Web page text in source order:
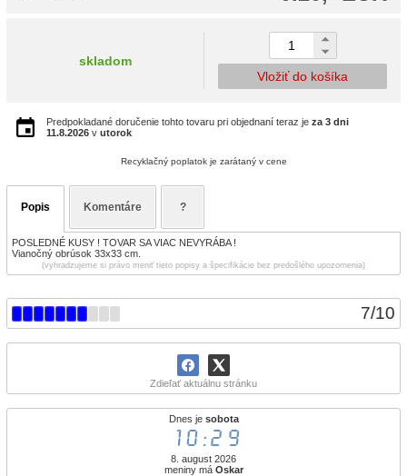
7/10
Zdieľať aktuálnu stránku
Dnes je sobota
10:29
8. august 2026
meniny má Oskar
skladom
Vložiť do košíka
Predpokladané doručenie tohto tovaru pri objednaní teraz je za 3 dni
11.8.2026 v utorok
Recyklačný poplatok je zarátaný v cene
Popis Komentáre ?
POSLEDNÉ KUSY ! TOVAR SA VIAC NEVYRÁBA !
Vianočný obrúsok 33x33 cm.
(vyhradzujeme si právo meniť tieto popisy a špecifikácie bez predošlého upozornenia)